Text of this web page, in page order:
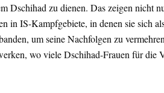
Dschihad zu dienen. Das zeigen nicht
in IS-Kampfgebiete, in denen sie sich
um seine Nachfolgen zu
wo viele Dschihad-Frauen für die